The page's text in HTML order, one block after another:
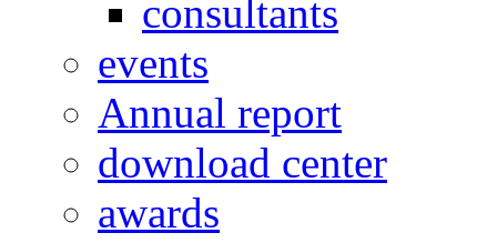
consultants
events
Annual report
download center
awards